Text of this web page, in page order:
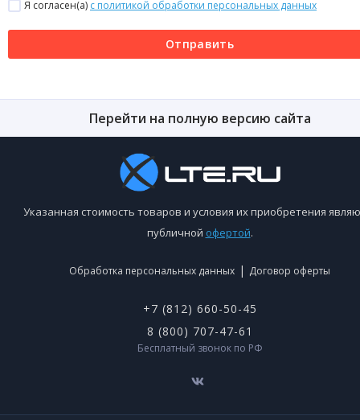
Я согласен(a) с политикой обработки персональных данных
Отправить
Перейти на полную версию сайта
Указанная стоимость товаров и условия их приобретения
публичной офертой.
Обработка персональных данных | Договор оферты
+7 (812) 660-50-45
8 (800) 707-47-61
Бесплатный звонок по РФ